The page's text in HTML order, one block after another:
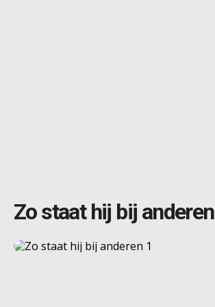
Zo staat hij bij anderen